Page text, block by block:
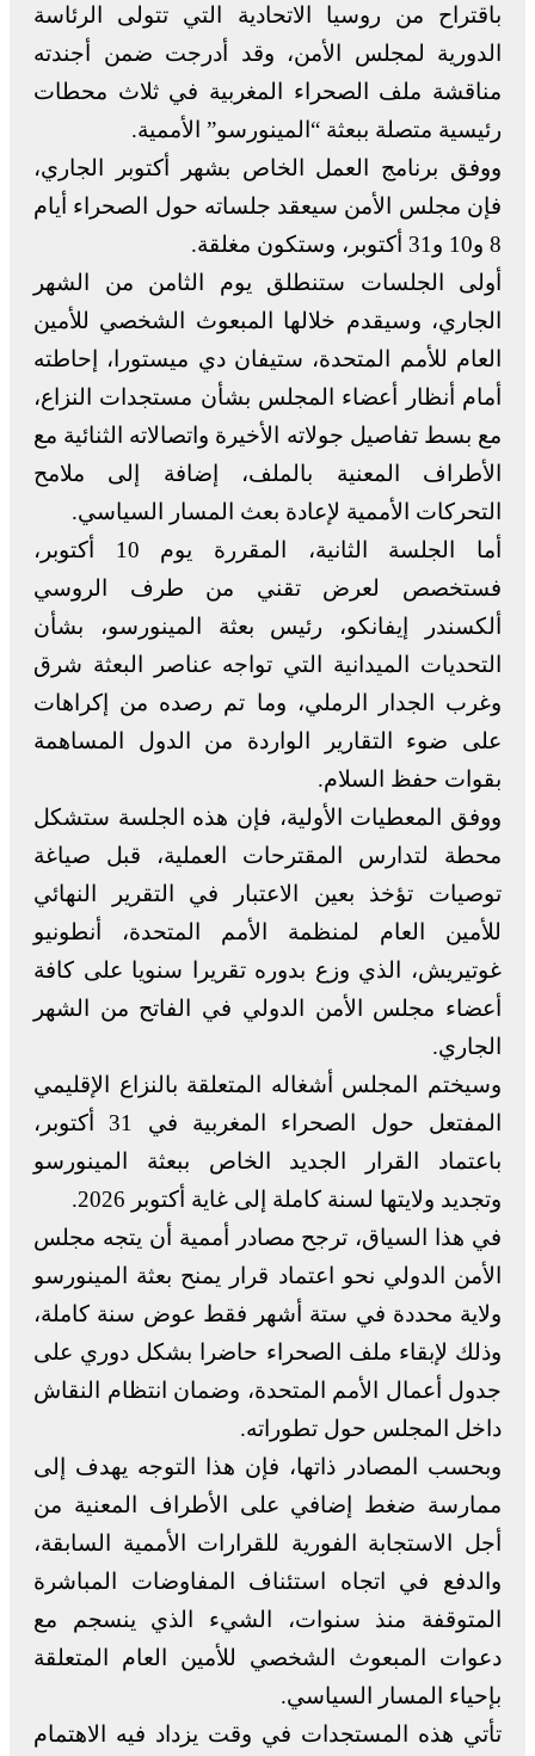
باقتراح من روسيا الاتحادية التي تتولى الرئاسة
الدورية لمجلس الأمن، وقد أدرجت ضمن أجندته
مناقشة ملف الصحراء المغربية في ثلاث محطات
رئيسية متصلة ببعثة “المينورسو” الأممية.
ووفق برنامج العمل الخاص بشهر أكتوبر الجاري،
فإن مجلس الأمن سيعقد جلساته حول الصحراء أيام
8 و10 و31 أكتوبر، وستكون مغلقة.
أولى الجلسات ستنطلق يوم الثامن من الشهر
الجاري، وسيقدم خلالها المبعوث الشخصي للأمين
العام للأمم المتحدة، ستيفان دي ميستورا، إحاطته
أمام أنظار أعضاء المجلس بشأن مستجدات النزاع،
مع بسط تفاصيل جولاته الأخيرة واتصالاته الثنائية مع
الأطراف المعنية بالملف، إضافة إلى ملامح
التحركات الأممية لإعادة بعث المسار السياسي.
أما الجلسة الثانية، المقررة يوم 10 أكتوبر،
فستخصص لعرض تقني من طرف الروسي
ألكسندر إيفانكو، رئيس بعثة المينورسو، بشأن
التحديات الميدانية التي تواجه عناصر البعثة شرق
وغرب الجدار الرملي، وما تم رصده من إكراهات
على ضوء التقارير الواردة من الدول المساهمة
بقوات حفظ السلام.
ووفق المعطيات الأولية، فإن هذه الجلسة ستشكل
محطة لتدارس المقترحات العملية، قبل صياغة
توصيات تؤخذ بعين الاعتبار في التقرير النهائي
للأمين العام لمنظمة الأمم المتحدة، أنطونيو
غوتيريش، الذي وزع بدوره تقريرا سنويا على كافة
أعضاء مجلس الأمن الدولي في الفاتح من الشهر
الجاري.
وسيختم المجلس أشغاله المتعلقة بالنزاع الإقليمي
المفتعل حول الصحراء المغربية في 31 أكتوبر،
باعتماد القرار الجديد الخاص ببعثة المينورسو
وتجديد ولايتها لسنة كاملة إلى غاية أكتوبر 2026.
في هذا السياق، ترجح مصادر أممية أن يتجه مجلس
الأمن الدولي نحو اعتماد قرار يمنح بعثة المينورسو
ولاية محددة في ستة أشهر فقط عوض سنة كاملة،
وذلك لإبقاء ملف الصحراء حاضرا بشكل دوري على
جدول أعمال الأمم المتحدة، وضمان انتظام النقاش
داخل المجلس حول تطوراته.
وبحسب المصادر ذاتها، فإن هذا التوجه يهدف إلى
ممارسة ضغط إضافي على الأطراف المعنية من
أجل الاستجابة الفورية للقرارات الأممية السابقة،
والدفع في اتجاه استئناف المفاوضات المباشرة
المتوقفة منذ سنوات، الشيء الذي ينسجم مع
دعوات المبعوث الشخصي للأمين العام المتعلقة
بإحياء المسار السياسي.
تأتي هذه المستجدات في وقت يزداد فيه الاهتمام